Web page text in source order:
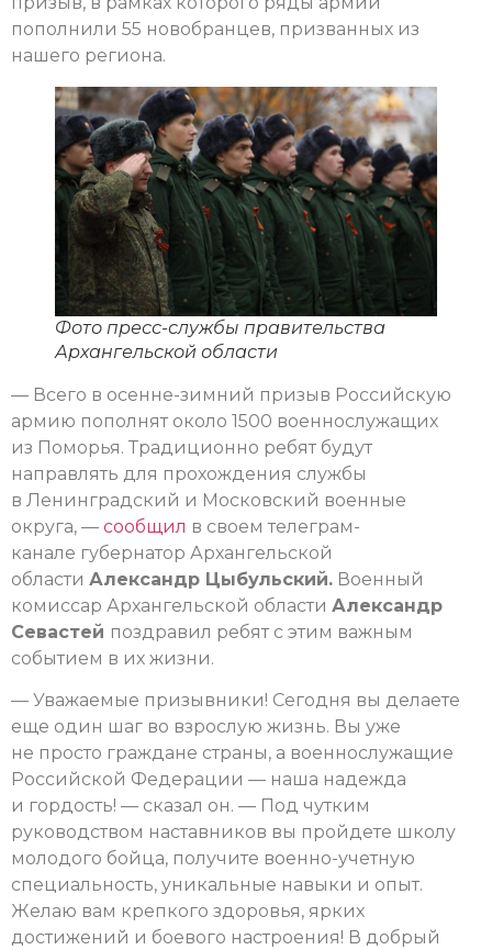
пополнили 55 новобранцев, призванных из
нашего региона.
Фото пресс-службы правительства
Архангельской области
— Всего в осенне-зимний призыв Российскую
армию пополнят около 1500 военнослужащих
из Поморья. Традиционно ребят будут
направлять для прохождения службы
в Ленинградский и Московский военные
округа, — сообщил в своем телеграм-
канале губернатор Архангельской
области Александр Цыбульский. Военный
комиссар Архангельской области Александр
Севастей поздравил ребят с этим важным
событием в их жизни.
— Уважаемые призывники! Сегодня вы делаете
еще один шаг во взрослую жизнь. Вы уже
не просто граждане страны, а военнослужащие
Российской Федерации — наша надежда
и гордость! — сказал он. — Под чутким
руководством наставников вы пройдете школу
молодого бойца, получите военно-учетную
специальность, уникальные навыки и опыт.
Желаю вам крепкого здоровья, ярких
достижений и боевого настроения! В добрый